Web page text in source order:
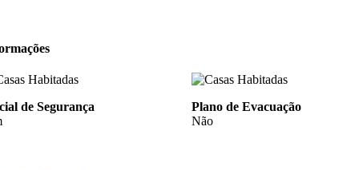
de Segurança
Plano de Evacuação
Não